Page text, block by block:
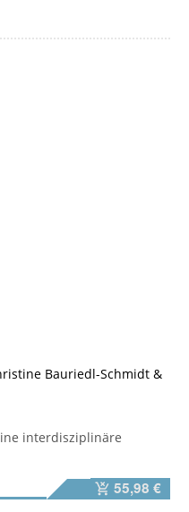
Bauriedl-Schmidt &
interdisziplinäre
55,98 €